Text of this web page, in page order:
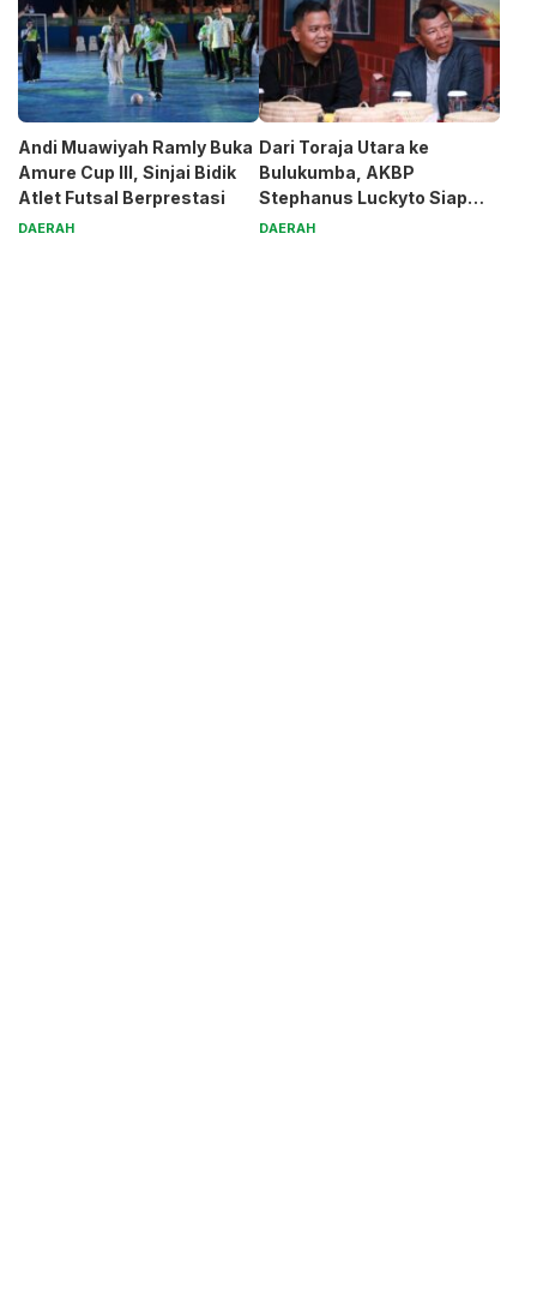
Andi Muawiyah Ramly Buka
Amure Cup III, Sinjai Bidik
Atlet Futsal Berprestasi
DAERAH
Dari Toraja Utara ke
Bulukumba, AKBP
Stephanus Luckyto Siap
Jaga Kamtibmas
DAERAH